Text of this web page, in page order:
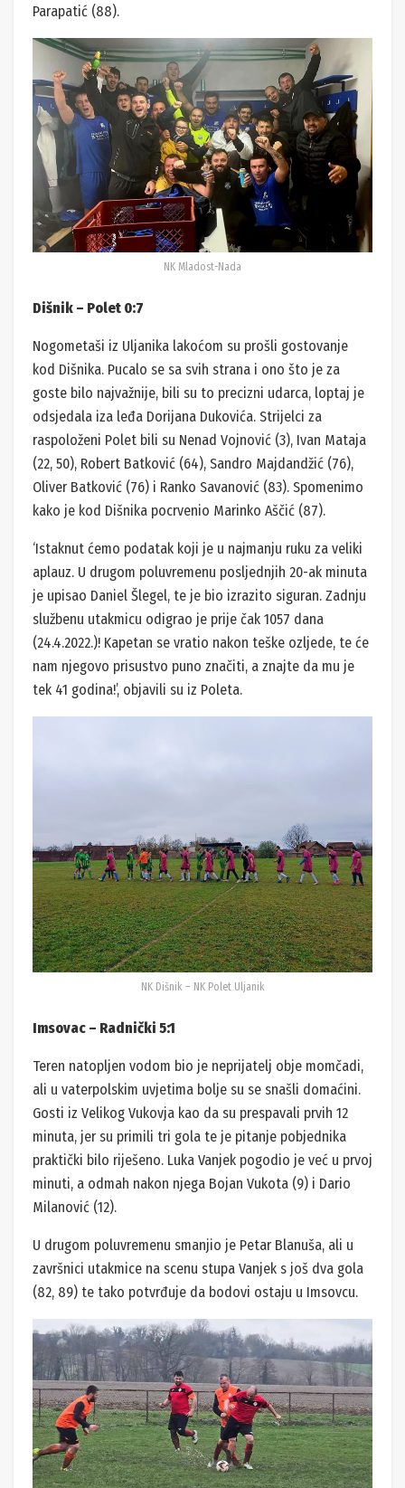
Parapatić (88).
NK Mladost-Nada
Dišnik – Polet 0:7
Nogometaši iz Uljanika lakoćom su prošli gostovanje
kod Dišnika. Pucalo se sa svih strana i ono što je za
goste bilo najvažnije, bili su to precizni udarca, loptaj je
odsjedala iza leđa Dorijana Dukovića. Strijelci za
raspoloženi Polet bili su Nenad Vojnović (3), Ivan Mataja
(22, 50), Robert Batković (64), Sandro Majdandžić (76),
Oliver Batković (76) i Ranko Savanović (83). Spomenimo
kako je kod Dišnika pocrvenio Marinko Aščić (87).
‘Istaknut ćemo podatak koji je u najmanju ruku za veliki
aplauz. U drugom poluvremenu posljednjih 20-ak minuta
je upisao Daniel Šlegel, te je bio izrazito siguran. Zadnju
službenu utakmicu odigrao je prije čak 1057 dana
(24.4.2022.)! Kapetan se vratio nakon teške ozljede, te će
nam njegovo prisustvo puno značiti, a znajte da mu je
tek 41 godina!’, objavili su iz Poleta.
NK Dišnik – NK Polet Uljanik
Imsovac – Radnički 5:1
Teren natopljen vodom bio je neprijatelj obje momčadi,
ali u vaterpolskim uvjetima bolje su se snašli domaćini.
Gosti iz Velikog Vukovja kao da su prespavali prvih 12
minuta, jer su primili tri gola te je pitanje pobjednika
praktički bilo riješeno. Luka Vanjek pogodio je već u prvoj
minuti, a odmah nakon njega Bojan Vukota (9) i Dario
Milanović (12).
U drugom poluvremenu smanjio je Petar Blanuša, ali u
završnici utakmice na scenu stupa Vanjek s još dva gola
(82, 89) te tako potvrđuje da bodovi ostaju u Imsovcu.